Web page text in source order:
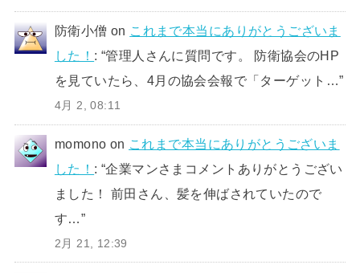
防衛小僧 on これまで本当にありがとうございま
した！ : “管理人さんに質問です。 防衛協会のHP
を見ていたら、4月の協会会報で「ターゲット…”
4月 2, 08:11
momono on これまで本当にありがとうございま
した！ : “企業マンさまコメントありがとうござい
ました！ 前田さん、髪を伸ばされていたので
す…”
2月 21, 12:39